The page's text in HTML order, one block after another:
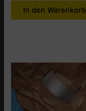
In den Warenkorb